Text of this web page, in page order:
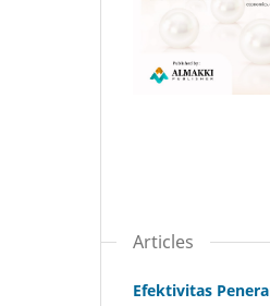
Articles
Efektivitas